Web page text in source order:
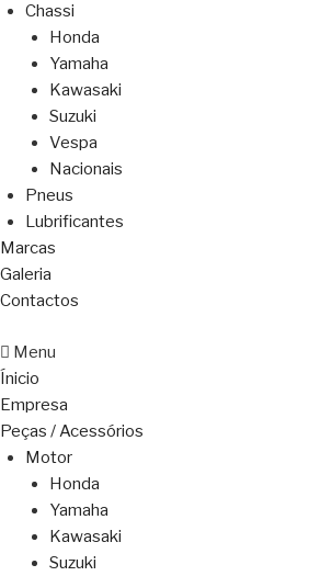
Chassi
Honda
Yamaha
Kawasaki
Suzuki
Vespa
Nacionais
Pneus
Lubrificantes
Marcas
Galeria
Contactos
Menu
Ínicio
Empresa
Peças / Acessórios
Motor
Honda
Yamaha
Kawasaki
Suzuki